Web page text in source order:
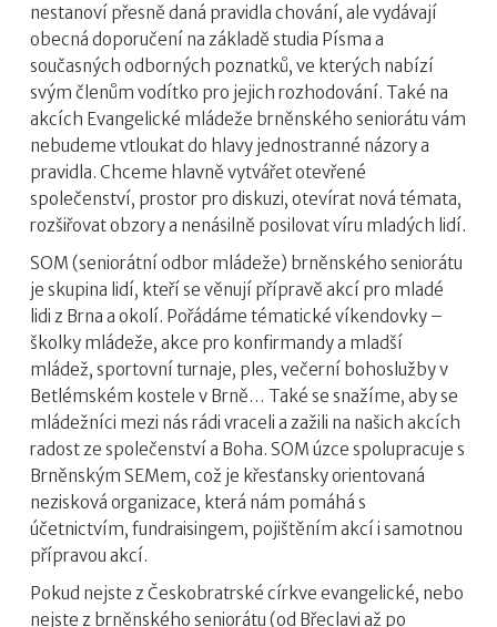
nestanoví přesně daná pravidla chování, ale vydávají
obecná doporučení na základě studia Písma a
současných odborných poznatků, ve kterých nabízí
svým členům vodítko pro jejich rozhodování. Také na
akcích Evangelické mládeže brněnského seniorátu vám
nebudeme vtloukat do hlavy jednostranné názory a
pravidla. Chceme hlavně vytvářet otevřené
společenství, prostor pro diskuzi, otevírat nová témata,
rozšiřovat obzory a nenásilně posilovat víru mladých lidí.
SOM (seniorátní odbor mládeže) brněnského seniorátu
je skupina lidí, kteří se věnují přípravě akcí pro mladé
lidi z Brna a okolí. Pořádáme tématické víkendovky –
školky mládeže, akce pro konfirmandy a mladší
mládež, sportovní turnaje, ples, večerní bohoslužby v
Betlémském kostele v Brně… Také se snažíme, aby se
mládežníci mezi nás rádi vraceli a zažili na našich akcích
radost ze společenství a Boha. SOM úzce spolupracuje s
Brněnským SEMem, což je křesťansky orientovaná
nezisková organizace, která nám pomáhá s
účetnictvím, fundraisingem, pojištěním akcí i samotnou
přípravou akcí.
Pokud nejste z Českobratrské církve evangelické, nebo
nejste z brněnského seniorátu (od Břeclavi až po